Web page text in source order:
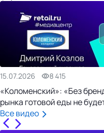
15.07.2026 8 415
«Коломенский»: «Без
рынка готовой еды не
Все видео